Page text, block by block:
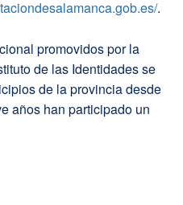
.
promovidos por la
de las Identidades se
de la provincia desde
años han participado un